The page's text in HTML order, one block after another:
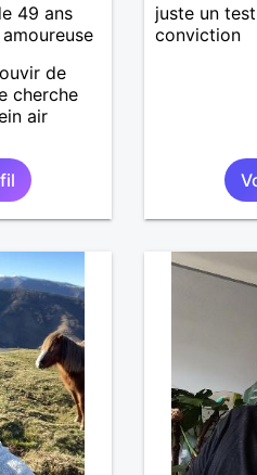
49 ans
de
cherche
air
juste un
conviction